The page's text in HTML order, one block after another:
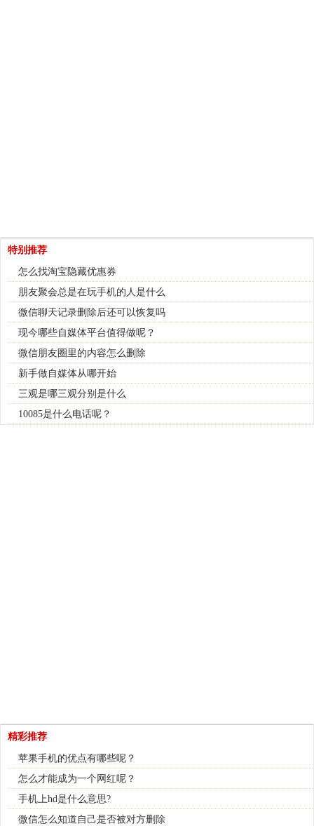
特别推荐
怎么找淘宝隐藏优惠券
朋友聚会总是在玩手机的人是什么
微信聊天记录删除后还可以恢复吗
现今哪些自媒体平台值得做呢？
微信朋友圈里的内容怎么删除
新手做自媒体从哪开始
三观是哪三观分别是什么
10085是什么电话呢？
精彩推荐
苹果手机的优点有哪些呢？
怎么才能成为一个网红呢？
手机上hd是什么意思?
微信怎么知道自己是否被对方删除